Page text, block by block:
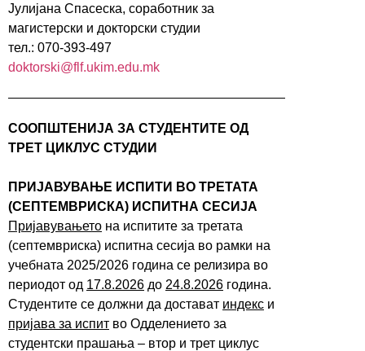
Јулијана Спасеска, соработник за
магистерски и докторски студии
тел.: 070-393-497
doktorski@flf.ukim.edu.mk
СООПШТЕНИЈА ЗА СТУДЕНТИТЕ ОД
ТРЕТ ЦИКЛУС СТУДИИ
ПРИЈАВУВАЊЕ ИСПИТИ ВО ТРЕТАТА
(СЕПТЕМВРИСКА) ИСПИТНА СЕСИЈА
Пријавувањето на испитите за третата
(септемвриска) испитна сесија во рамки на
учебната 2025/2026 година се релизира во
периодот од 17.8.2026 до 24.8.2026 година.
Студентите се должни да достават индекс и
пријава за испит во Одделението за
студентски прашања – втор и трет циклус